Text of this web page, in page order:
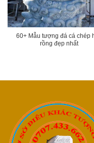
60+ Mẫu tượng đá cá chép
rồng đẹp nhất